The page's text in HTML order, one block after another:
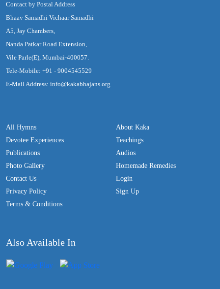
Contact by Postal Address
Bhaav Samadhi Vichaar Samadhi
A5, Jay Chambers,
Nanda Patkar Road Extension,
Vile Parle(E), Mumbai-400057.
Tele-Mobile: +91 - 9004545529
E-Mail Address: info@kakabhajans.org
All Hymns
Devotee Experiences
Publications
Photo Gallery
Contact Us
Privacy Policy
Terms & Conditions
About Kaka
Teachings
Audios
Homemade Remedies
Login
Sign Up
Also Available In